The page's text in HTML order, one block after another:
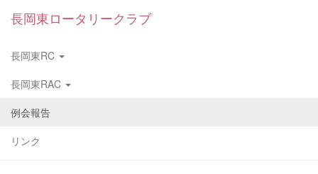
長岡東ロータリークラブ
長岡東RC
長岡東RAC
例会報告
リンク